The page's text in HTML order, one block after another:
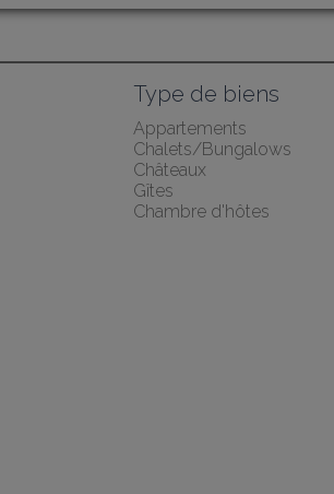
Type de biens
Appartements
Chalets/Bungalows
Châteaux
Gîtes
Chambre d'hôtes